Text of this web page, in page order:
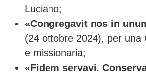
Luciano;
«Congregavit nos in
(24 ottobre 2024), per una
e missionaria;
«Fidem servavi.